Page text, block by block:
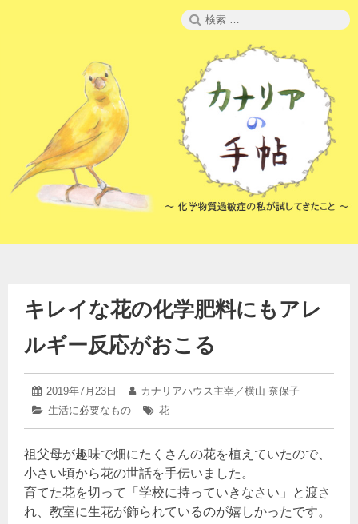
検
索:
キレイな花の化学肥料にもアレ
ルギー反応がおこる
投
稿
2019年7月23日
2025
3
月
日
投
稿
カナリアハウス主宰／横山 奈保子
カ
リ
ー:
生活に必要なもの
タ
花
祖父母が趣味で畑にたくさんの花を植えていたので、
小さい頃から花の世話を手伝いました。
育てた花を切って「学校に持っていきなさい」と渡さ
れ、教室に生花が飾られているのが嬉しかったです。